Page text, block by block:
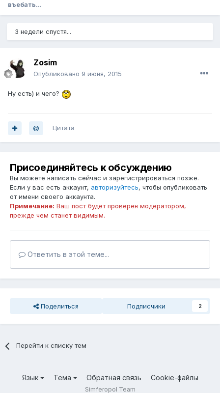
въебать...
3 недели спустя...
Zosim
Опубликовано 9 июня, 2015
Ну есть) и чего?
Цитата
Присоединяйтесь к обсуждению
Вы можете написать сейчас и зарегистрироваться позже.
Если у вас есть аккаунт, авторизуйтесь, чтобы опубликовать
от имени своего аккаунта.
Примечание: Ваш пост будет проверен модератором,
прежде чем станет видимым.
Ответить в этой теме...
Поделиться Подписчики 2
Перейти к списку тем
Язык Тема Обратная связь Cookie-файлы
Simferopol Team